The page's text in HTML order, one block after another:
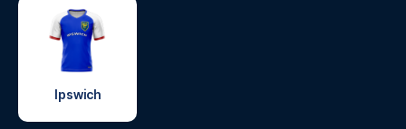
Ipswich